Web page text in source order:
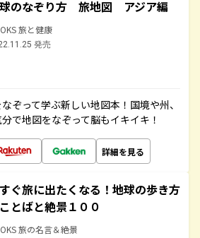
のなぞり方 旅地図 アジア編
旅と健康
発売
ぞって学ぶ新しい地図本！国境や州、
で地図をなぞって脳もイキイキ！
詳細を見る
ぐ旅に出たくなる！地球の歩き方
とばと絶景１００
旅の名言＆絶景